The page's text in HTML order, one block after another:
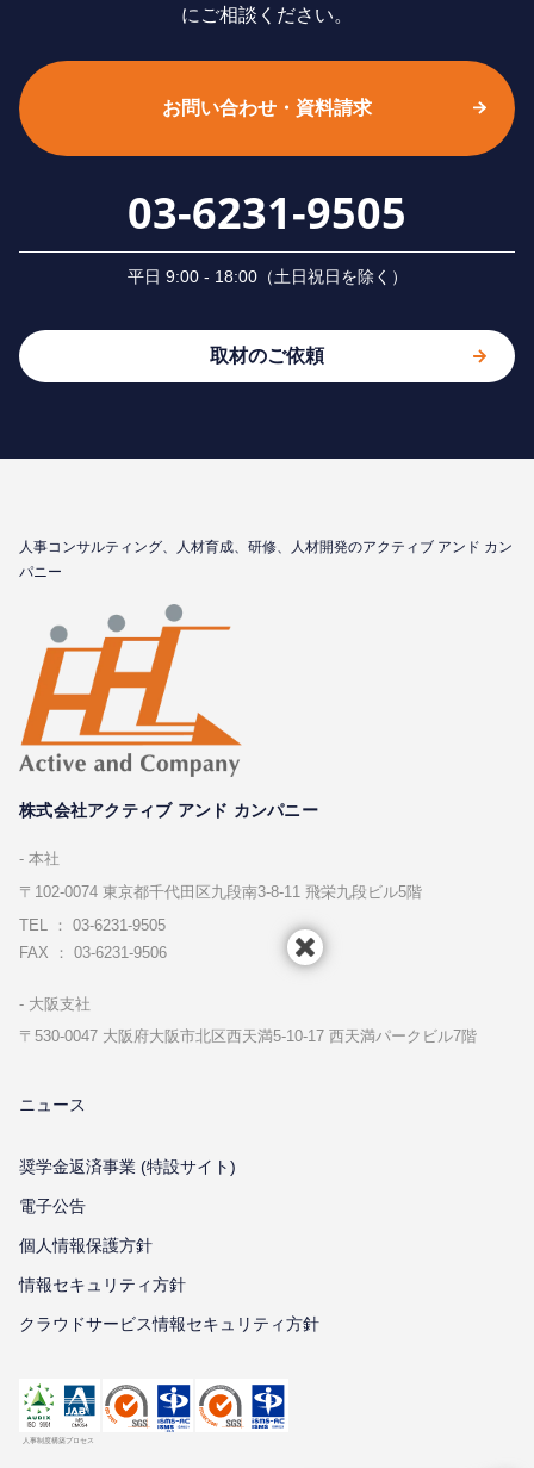
にご相談ください。
お問い合わせ・資料請求
03-6231-9505
平⽇ 9:00 - 18:00（⼟⽇祝⽇を除く）
取材のご依頼
⼈事コンサルティング、⼈材育成、研修、⼈材開発のアクティブ アンド カン
パニー
株式会社アクティブ アンド カンパニー
本社
〒102-0074 東京都千代⽥区九段南3-8-11 飛栄九段ビル5階
TEL ： 03-6231-9505
FAX ： 03-6231-9506
⼤阪⽀社
〒530-0047 ⼤阪府⼤阪市北区⻄天満5-10-17 ⻄天満パークビル7階
ニュース
奨学金返済事業 (特設サイト)
電子公告
個⼈情報保護⽅針
情報セキュリティ⽅針
クラウドサービス情報セキュリティ方針